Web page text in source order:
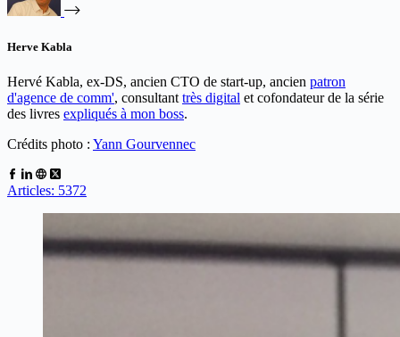
Herve Kabla
Hervé Kabla, ex-DS, ancien CTO de start-up, ancien patron
d'agence de comm', consultant très digital et cofondateur de la série
des livres expliqués à mon boss.
Crédits photo : Yann Gourvennec
Articles: 5372